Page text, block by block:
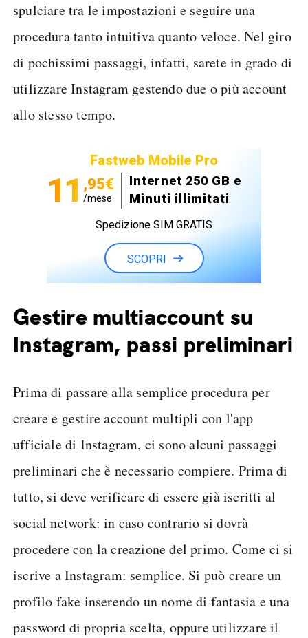
spulciare tra le impostazioni e seguire una
procedura tanto intuitiva quanto veloce. Nel giro
di pochissimi passaggi, infatti, sarete in grado di
utilizzare Instagram gestendo due o più account
allo stesso tempo.
Fastweb Mobile Pro
11 ,95€
/mese
Internet 250 GB e
Minuti illimitati
Spedizione SIM GRATIS
SCOPRI
Gestire multiaccount su
Instagram, passi preliminari
Prima di passare alla semplice procedura per
creare e gestire account multipli con l'app
ufficiale di Instagram, ci sono alcuni passaggi
preliminari che è necessario compiere. Prima di
tutto, si deve verificare di essere già iscritti al
social network: in caso contrario si dovrà
procedere con la creazione del primo. Come ci si
iscrive a Instagram: semplice. Si può creare un
profilo fake inserendo un nome di fantasia e una
password di propria scelta, oppure utilizzare il